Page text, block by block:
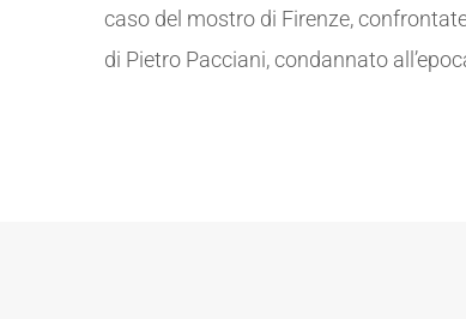
caso del mostro di Firenze,
di Pietro Pacciani, condannato